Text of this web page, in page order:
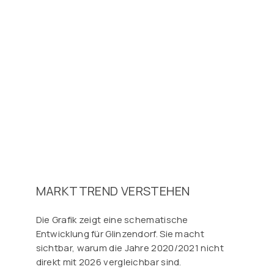
MARKTTREND VERSTEHEN
Die Grafik zeigt eine schematische
Entwicklung für Glinzendorf. Sie macht
sichtbar, warum die Jahre 2020/2021 nicht
direkt mit 2026 vergleichbar sind.